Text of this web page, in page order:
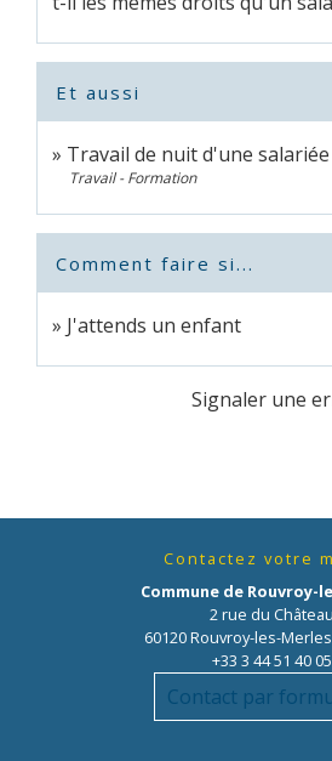
Et aussi
Travail de nuit d'une
Travail - Formation
Comment faire si...
J'attends un enfant
Signaler une
Contactez votre
Commune de Rouvroy-
2 rue du Château
60120 Rouvroy-les-Merles
+33 3 44 51 40 05
Contact par